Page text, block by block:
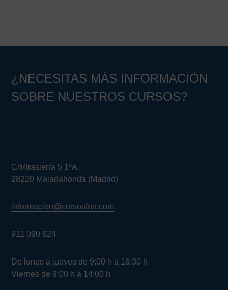
¿NECESITAS MÁS INFORMACIÓN
SOBRE NUESTROS CURSOS?
C/Mirasierra 5 1ºA.
28220 Majadahonda (Madrid)
informacion@cursosfnn.com
911 090 624
De lunes a jueves de 9:00 h a 16:30 h
Viernes de 9:00 h a 14:00 h